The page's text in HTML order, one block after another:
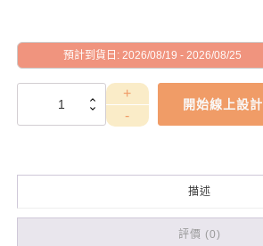
預計到貨日: 2026/08/19 - 2026/08/25
WEA4030046
開始線上設計
描述
評價 (0)